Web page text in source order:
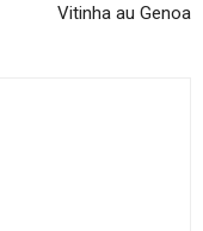
Vitinha au Genoa